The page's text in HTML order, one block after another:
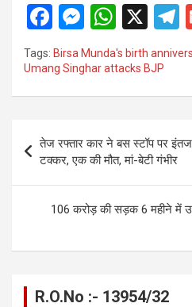
F
a
ce
b
o
k
M
es
se
n
er
W
h
at
s
p
p
X
e
Tags: Birsa Munda's birth
Umang Singhar attacks BJP
Post
navigation
तेज रफ्तार कार ने बस स्टॉप पर
टक्कर, एक की मौत, मां-बेटी गंभीर
106 करोड़ की सड़क 6 महीने में
R.O.No :- 13954/32